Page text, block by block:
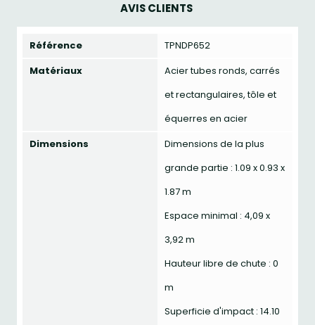
AVIS CLIENTS
Référence
TPNDP652
Matériaux
Acier tubes ronds, carrés
et rectangulaires, tôle et
équerres en acier
Dimensions
Dimensions de la plus
grande partie : 1.09 x 0.93 x
1.87 m
Espace minimal : 4,09 x
3,92 m
Hauteur libre de chute : 0
m
Superficie d'impact : 14.10